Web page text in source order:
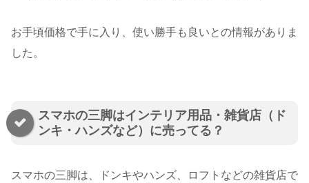
お手頃価格で手に入り、使い勝手も良いとの情報がありま
した。
スマホの三脚はインテリア用品・雑貨店（ド
ンキ・ハンズなど）に売ってる？
スマホの三脚は、ドンキやハンズ、ロフトなどの雑貨店で